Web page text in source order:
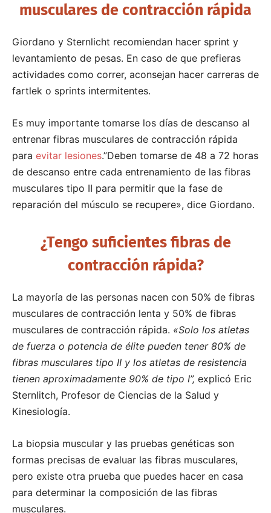
musculares de contracción rápida
Giordano y Sternlicht recomiendan hacer sprint y
levantamiento de pesas. En caso de que prefieras
actividades como correr, aconsejan hacer carreras de
fartlek o sprints intermitentes.
Es muy importante tomarse los días de descanso al
entrenar fibras musculares de contracción rápida
para evitar lesiones.”Deben tomarse de 48 a 72 horas
de descanso entre cada entrenamiento de las fibras
musculares tipo II para permitir que la fase de
reparación del músculo se recupere», dice Giordano.
¿Tengo suficientes fibras de
contracción rápida?
La mayoría de las personas nacen con 50% de fibras
musculares de contracción lenta y 50% de fibras
musculares de contracción rápida. «Solo los atletas
de fuerza o potencia de élite pueden tener 80% de
fibras musculares tipo II y los atletas de resistencia
tienen aproximadamente 90% de tipo I”, explicó Eric
Sternlitch, Profesor de Ciencias de la Salud y
Kinesiología.
La biopsia muscular y las pruebas genéticas son
formas precisas de evaluar las fibras musculares,
pero existe otra prueba que puedes hacer en casa
para determinar la composición de las fibras
musculares.